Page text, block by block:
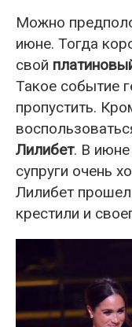
Можно
июне. Тогда
свой
Такое событие
пропустить.
Лилибет. В июне
супруги очень
Лилибет
крестили и